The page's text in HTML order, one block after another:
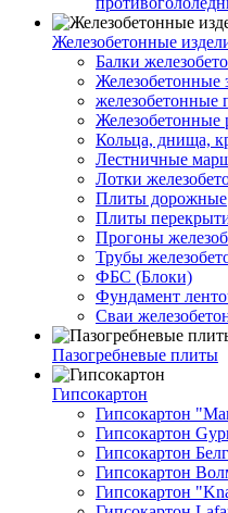
Железобетонные
Балки
Железобетонные
железобетонные
Железобетонные
Кольца, днища,
Лестничные
Лотки
Плиты дорожные
Плиты
Прогоны
Трубы
ФБС (Блоки)
Фундамент
Сваи
Пазогребневые плиты
Гипсокартон
Гипсокартон
Гипсокартон
Гипсокартон
Гипсокартон
Гипсокартон